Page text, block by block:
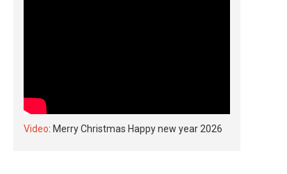
Video: Merry Christmas Happy new year 2026